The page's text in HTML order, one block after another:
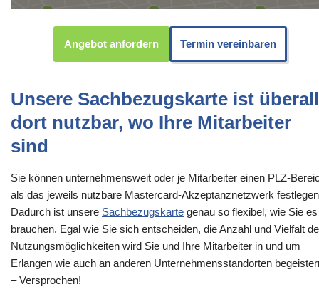
Angebot anfordern Termin vereinbaren
Unsere Sachbezugskarte ist überall
dort nutzbar, wo Ihre Mitarbeiter
sind
Sie können unternehmensweit oder je Mitarbeiter einen PLZ-
als das jeweils nutzbare Mastercard-Akzeptanznetzwerk
Dadurch ist unsere Sachbezugskarte genau so flexibel, wie Sie es
brauchen. Egal wie Sie sich entscheiden, die Anzahl und Vielfalt
Nutzungsmöglichkeiten wird Sie und Ihre Mitarbeiter in und um
Erlangen wie auch an anderen Unternehmensstandorten
– Versprochen!